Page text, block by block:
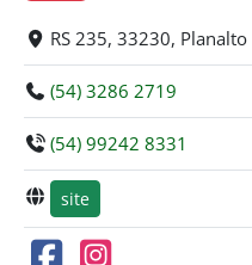
RS 235, 33230,
(54) 3286 2719
(54) 99242 8331
site